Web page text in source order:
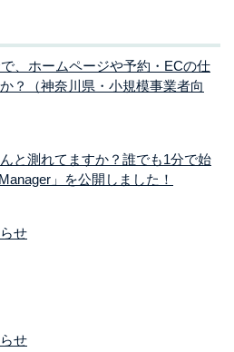
、ホームページや予約・ECの仕
？（神奈川県・小規模事業者向
と測れてますか？誰でも1分で始
」を公開しました！
せ
せ